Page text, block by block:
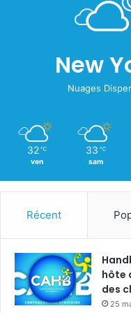
New
Nuages
32 ℃
ven
33 ℃
sam
Récent
hôte
des
25